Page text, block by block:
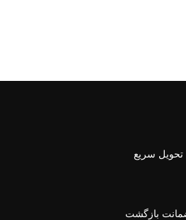
تحویل سریع
بازگشت